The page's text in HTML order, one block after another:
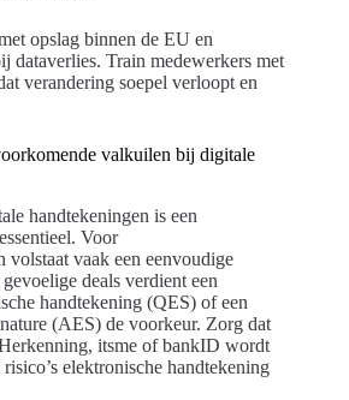
opslag binnen de EU en
dataverlies. Train medewerkers met
verandering soepel verloopt en
valkuilen bij digitale
handtekeningen is een
Voor
volstaat vaak een eenvoudige
deals verdient een
handtekening (QES) of een
(AES) de voorkeur. Zorg dat
itsme of bankID wordt
elektronische handtekening